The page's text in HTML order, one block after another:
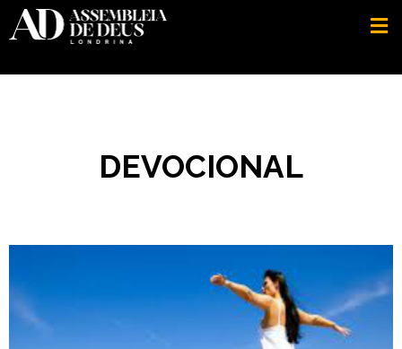
DEVOCIONAL